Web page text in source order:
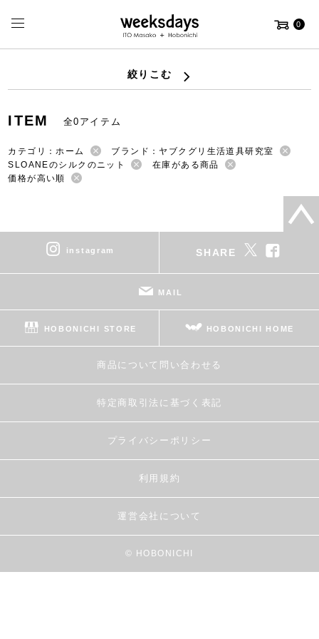
0
絞りこむ
ITEM 全0アイテム
カテゴリ：ホーム
ブランド：ヤブクグリ生活道具研究室
SLOANEのシルクのニット
在庫がある商品
価格が高い順
instagram SHARE
MAIL
HOBONICHI STORE HOBONICHI HOME
商品について問い合わせる
特定商取引法に基づく表記
プライバシーポリシー
利用規約
運営会社について
© HOBONICHI